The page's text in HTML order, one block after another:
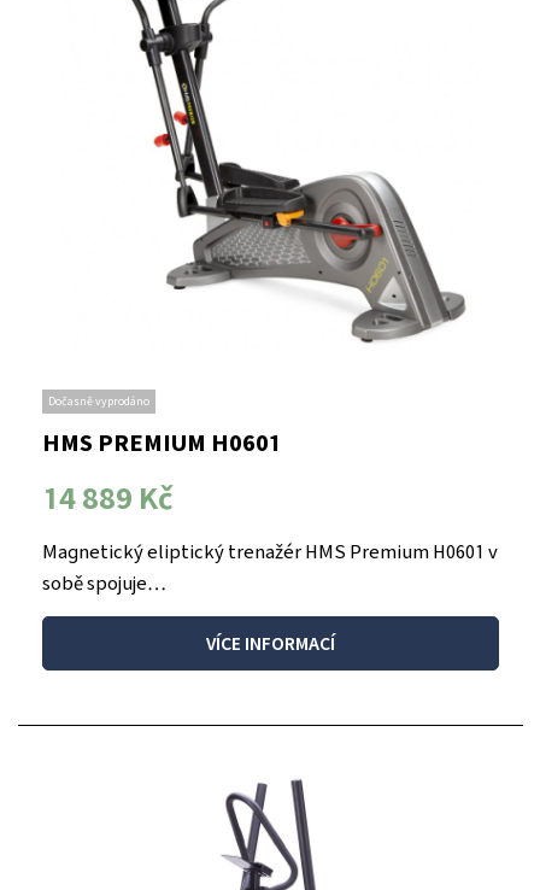
Dočasně vyprodáno
HMS PREMIUM H0601
14 889 Kč
Magnetický eliptický trenažér HMS Premium H0601 v
sobě spojuje…
VÍCE INFORMACÍ